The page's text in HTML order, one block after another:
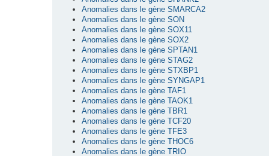
Anomalies dans le gène SMARCA2
Anomalies dans le gène SON
Anomalies dans le gène SOX11
Anomalies dans le gène SOX2
Anomalies dans le gène SPTAN1
Anomalies dans le gène STAG2
Anomalies dans le gène STXBP1
Anomalies dans le gène SYNGAP1
Anomalies dans le gène TAF1
Anomalies dans le gène TAOK1
Anomalies dans le gène TBR1
Anomalies dans le gène TCF20
Anomalies dans le gène TFE3
Anomalies dans le gène THOC6
Anomalies dans le gène TRIO